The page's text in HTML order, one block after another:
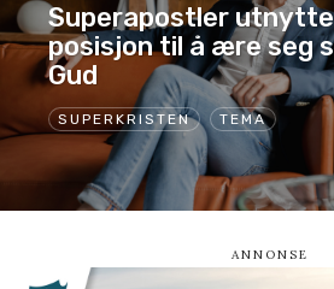
SUPERKRISTEN TEMA
Superapostler
posisjon til å ære seg
Gud